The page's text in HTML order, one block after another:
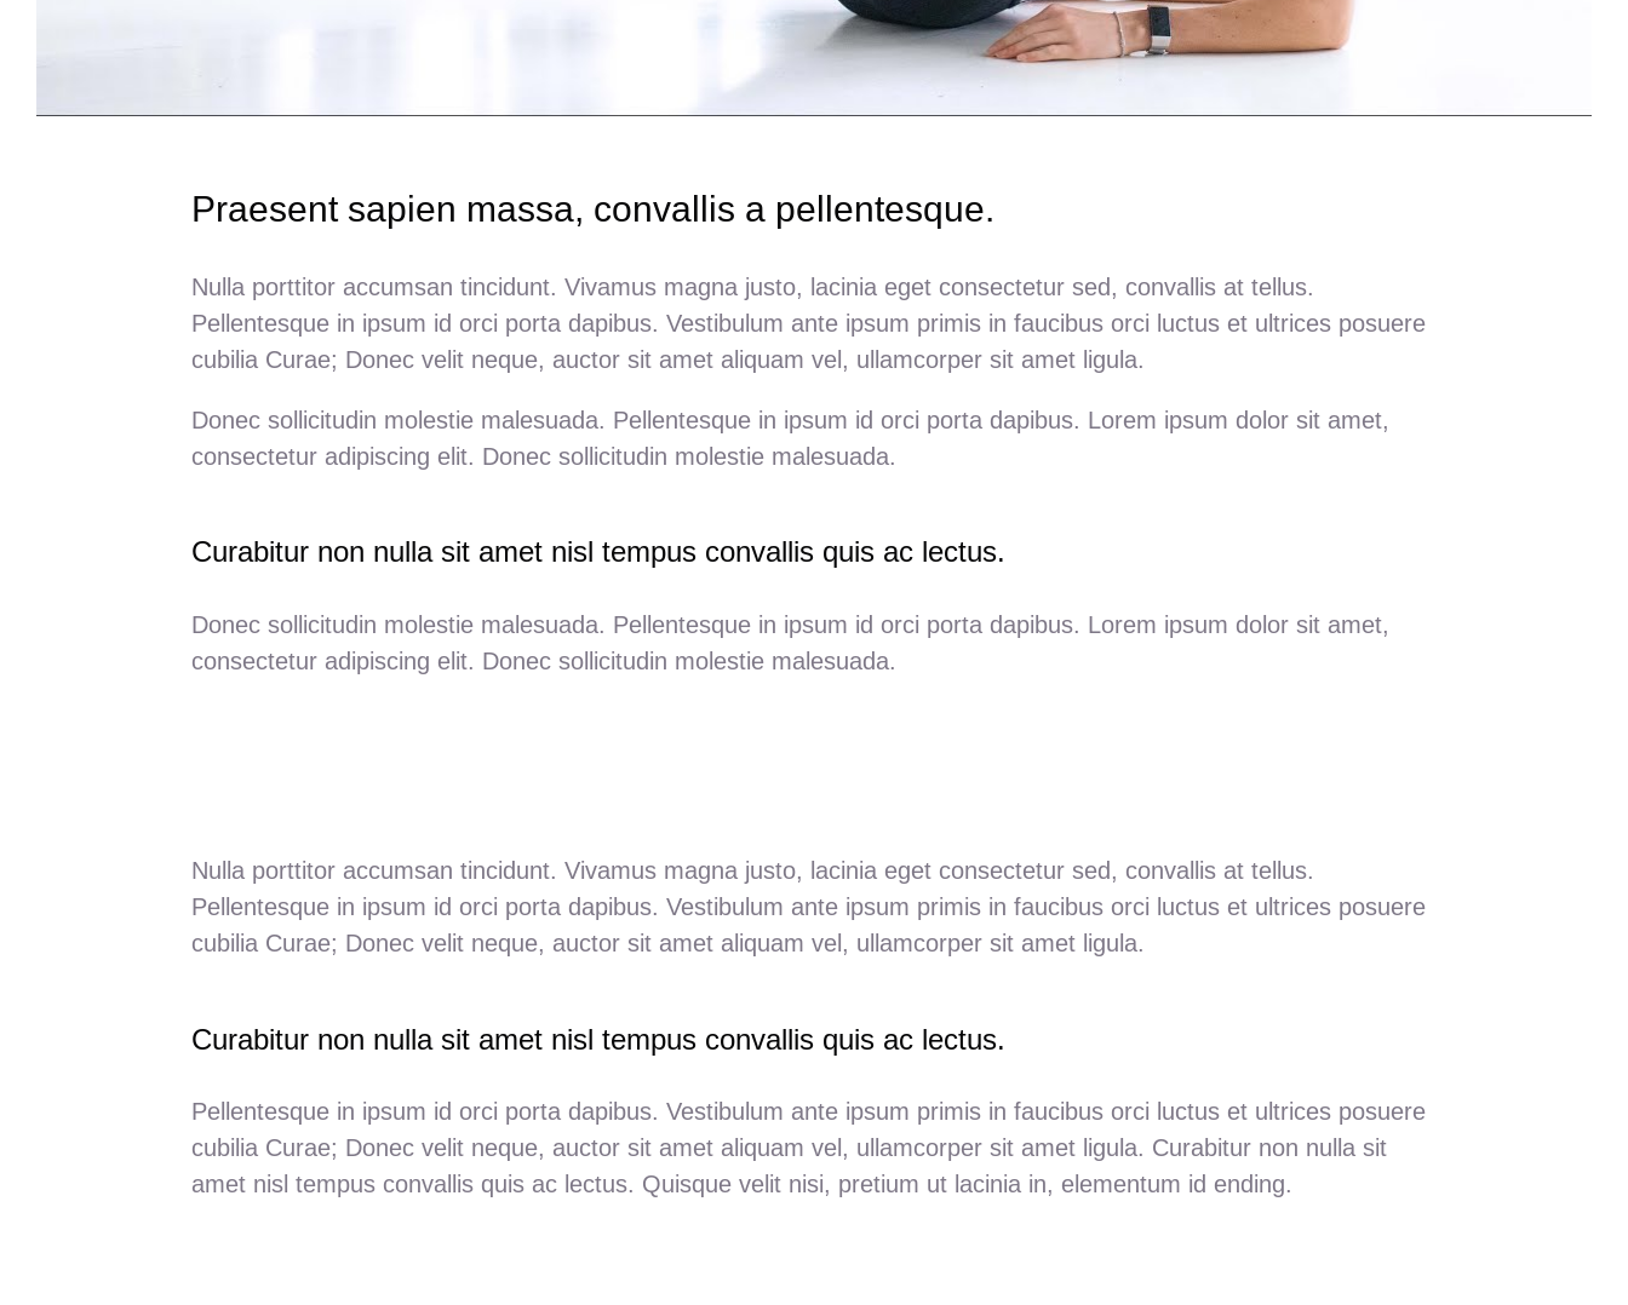
Praesent sapien massa, convallis a pellentesque.
Nulla porttitor accumsan tincidunt. Vivamus magna justo, lacinia eget consectetur sed, convallis at tellus.
Pellentesque in ipsum id orci porta dapibus. Vestibulum ante ipsum primis in faucibus orci luctus et ultrices posuere
cubilia Curae; Donec velit neque, auctor sit amet aliquam vel, ullamcorper sit amet ligula.
Donec sollicitudin molestie malesuada. Pellentesque in ipsum id orci porta dapibus. Lorem ipsum dolor sit amet,
consectetur adipiscing elit. Donec sollicitudin molestie malesuada.
Curabitur non nulla sit amet nisl tempus convallis quis ac lectus.
Donec sollicitudin molestie malesuada. Pellentesque in ipsum id orci porta dapibus. Lorem ipsum dolor sit amet,
consectetur adipiscing elit. Donec sollicitudin molestie malesuada.
Nulla porttitor accumsan tincidunt. Vivamus magna justo, lacinia eget consectetur sed, convallis at tellus.
Pellentesque in ipsum id orci porta dapibus. Vestibulum ante ipsum primis in faucibus orci luctus et ultrices posuere
cubilia Curae; Donec velit neque, auctor sit amet aliquam vel, ullamcorper sit amet ligula.
Curabitur non nulla sit amet nisl tempus convallis quis ac lectus.
Pellentesque in ipsum id orci porta dapibus. Vestibulum ante ipsum primis in faucibus orci luctus et ultrices posuere
cubilia Curae; Donec velit neque, auctor sit amet aliquam vel, ullamcorper sit amet ligula. Curabitur non nulla sit
amet nisl tempus convallis quis ac lectus. Quisque velit nisi, pretium ut lacinia in, elementum id ending.